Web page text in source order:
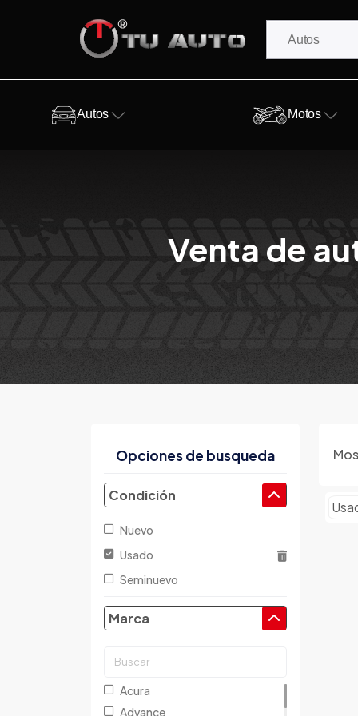
Autos Motos
Venta de
Opciones de busqueda
Condición
Nuevo
Usado
Seminuevo
Marca
Acura
Advance